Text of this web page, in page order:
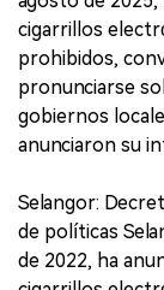
cigarrillos
prohibidos,
pronunciarse
gobiernos
anunciaron su
Selangor:
de políticas
de 2022, ha